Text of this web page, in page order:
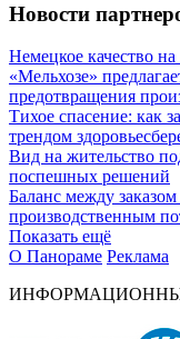
Новости
Немецкое качество
«Мельхозе»
предотвращения
Тихое спасение: как
трендом
Вид на жительство
поспешных решений
Баланс между
производственным
Показать ещё
О Панораме Реклама